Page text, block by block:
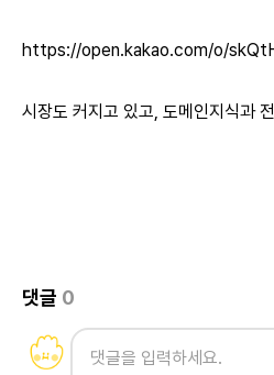
https://open.kakao.com/o/
시장도 커지고 있고, 도메인지식과
댓글 0